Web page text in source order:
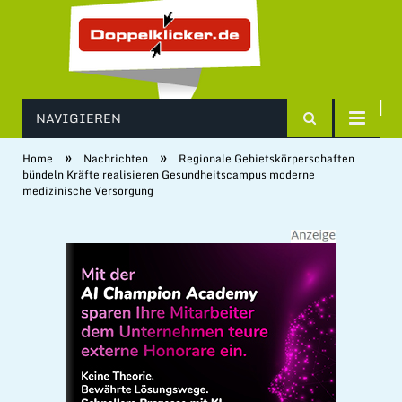
NAVIGIEREN
Home » Nachrichten »
Regionale Gebietskörperschaften
bündeln Kräfte realisieren Gesundheitscampus moderne
medizinische Versorgung